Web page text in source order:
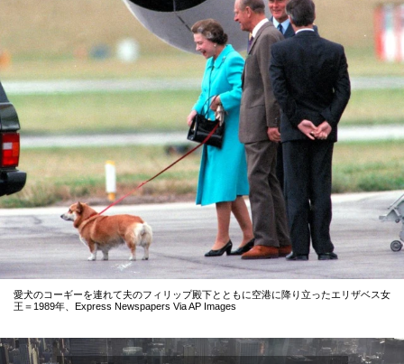
愛犬のコーギーを連れて夫のフィリップ殿下とともに空港に降り立ったエリザベス女
王＝1989年、Express Newspapers Via AP Images